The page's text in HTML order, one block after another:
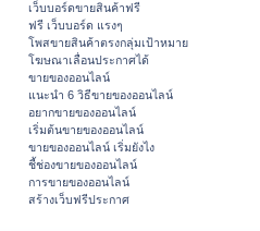
เว็บบอร์ดขายสินค้าฟรี
ฟรี เว็บบอร์ด แรงๆ
โพสขายสินค้าตรงกลุ่มเป้าหมาย
โฆษณาเลื่อนประกาศได้
ขายของออนไลน์
แนะนำ 6 วิธีขายของออนไลน์
อยากขายของออนไลน์
เริ่มต้นขายของออนไลน์
ขายของออนไลน์ เริ่มยังไง
ชี้ช่องขายของออนไลน์
การขายของออนไลน์
สร้างเว็บฟรีประกาศ